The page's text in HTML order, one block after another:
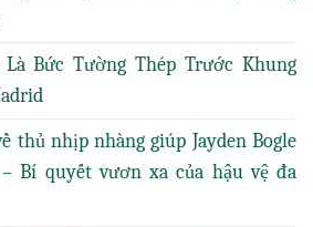
Là Bức Tường Thép Trước Khung
thủ nhịp nhàng giúp Jayden Bogle
Bí quyết vươn xa của hậu vệ đa